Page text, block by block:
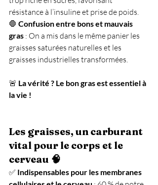
résistance à l’insuline et prise de poids.
🛑 Confusion entre bons et mauvais
gras : On a mis dans le même panier les
graisses saturées naturelles et les
graisses industrielles transformées.
🚨 La vérité ? Le bon gras est essentiel à
la vie !
Les graisses, un carburant
vital pour le corps et le
cerveau 🧠
✅ Indispensables pour les membranes